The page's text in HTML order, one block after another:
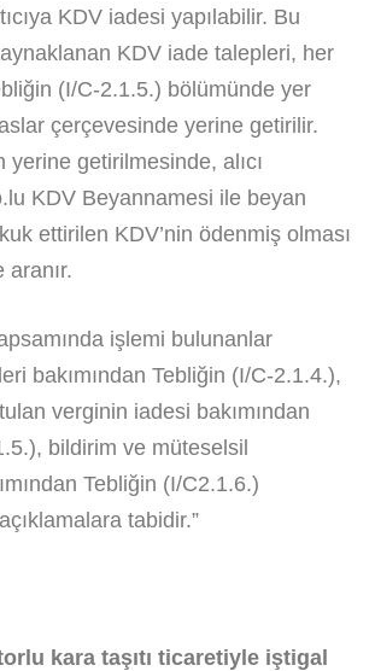
KDV iadesi yapılabilir. Bu
KDV iade talepleri, her
(I/C-2.1.5.) bölümünde yer
çerçevesinde yerine getirilir.
yerine getirilmesinde, alıcı
KDV Beyannamesi ile beyan
ettirilen KDV’nin ödenmiş olması
işlemi bulunanlar
bakımından Tebliğin (I/C-2.1.4.),
verginin iadesi bakımından
bildirim ve müteselsil
Tebliğin (I/C2.1.6.)
tabidir.”
kara taşıtı ticaretiyle iştigal